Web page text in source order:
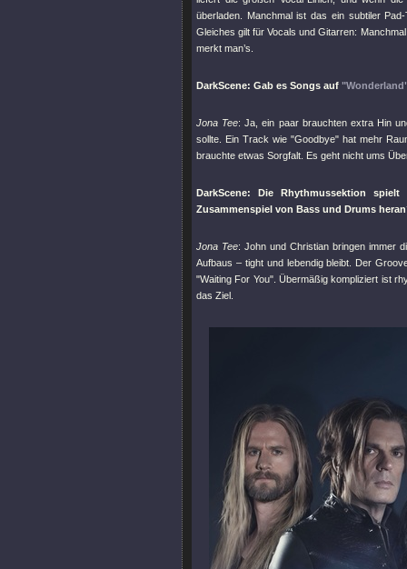
überladen. Manchmal ist das ein subtiler
Gleiches gilt für Vocals und Gitarren:
merkt man’s.
DarkScene: Gab es Songs auf
Jona Tee: Ja, ein paar brauchten extra Hin
sollte. Ein Track wie"Goodbye" hat mehr
brauchte etwas Sorgfalt. Es geht nicht ums
DarkScene: Die Rhythmussektion
Zusammenspiel von Bass und Drums
Jona Tee: John und Christian bringen immer
Aufbaus – tight und lebendig bleibt. Der
"Waiting For You". Übermäßig kompliziert ist
das Ziel.